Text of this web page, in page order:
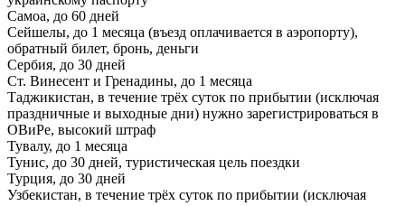
Самоа, до 60 дней
Сейшелы, до 1 месяца (въезд оплачивается в аэропорту),
обратный билет, бронь, деньги
Сербия, до 30 дней
Ст. Винесент и Гренадины, до 1 месяца
Таджикистан, в течение трёх суток по прибытии (исключая
праздничные и выходные дни) нужно зарегистрироваться в
ОВиРе, высокий штраф
Тувалу, до 1 месяца
Тунис, до 30 дней, туристическая цель поездки
Турция, до 30 дней
Узбекистан, в течение трёх суток по прибытии (исключая